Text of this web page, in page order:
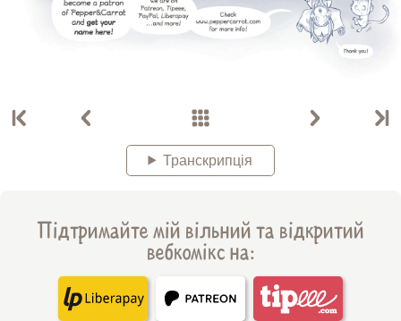
Транскрипція
Підтримайте мій вільний та відкритий
вебкомікс на: